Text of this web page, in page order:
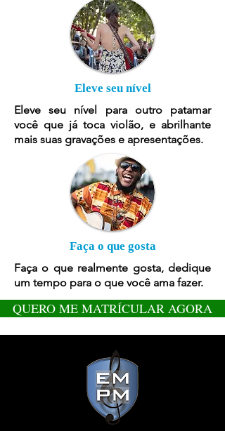
Eleve seu nível
Eleve seu nível para outro patamar
você que já toca violão, e abrilhante
mais suas gravações e apresentações.
Faça o que gosta
Faça o que realmente gosta, dedique
um tempo para o que você ama fazer.
QUERO ME MATRÍCULAR AGORA